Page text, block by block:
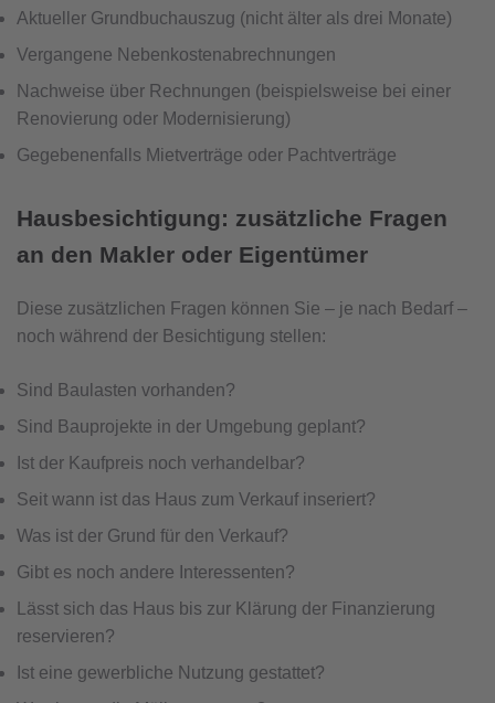
Aktueller Grundbuchauszug (nicht älter als drei Monate)
Vergangene Nebenkostenabrechnungen
Nachweise über Rechnungen (beispielsweise bei einer
Renovierung oder Modernisierung)
Gegebenenfalls Mietverträge oder Pachtverträge
Hausbesichtigung: zusätzliche Fragen
an den Makler oder Eigentümer
Diese zusätzlichen Fragen können Sie – je nach Bedarf –
noch während der Besichtigung stellen:
Sind Baulasten vorhanden?
Sind Bauprojekte in der Umgebung geplant?
Ist der Kaufpreis noch verhandelbar?
Seit wann ist das Haus zum Verkauf inseriert?
Was ist der Grund für den Verkauf?
Gibt es noch andere Interessenten?
Lässt sich das Haus bis zur Klärung der Finanzierung
reservieren?
Ist eine gewerbliche Nutzung gestattet?